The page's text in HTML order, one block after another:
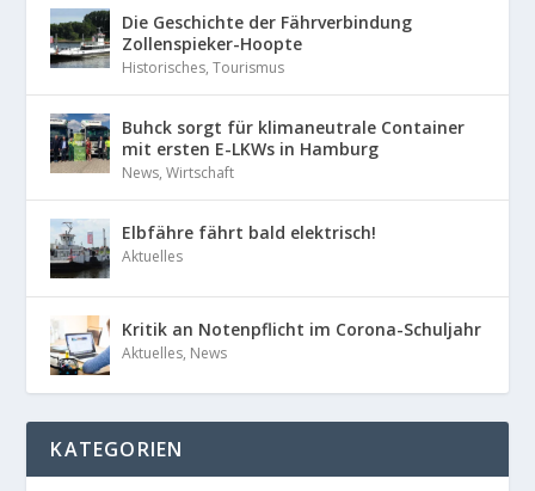
Die Geschichte der Fährverbindung
Zollenspieker-Hoopte
Historisches,Tourismus
Buhck sorgt für klimaneutrale Container
mit ersten E-LKWs in Hamburg
News,Wirtschaft
Elbfähre fährt bald elektrisch!
Aktuelles
Kritik an Notenpflicht im Corona-Schuljahr
Aktuelles, News
KATEGORIEN